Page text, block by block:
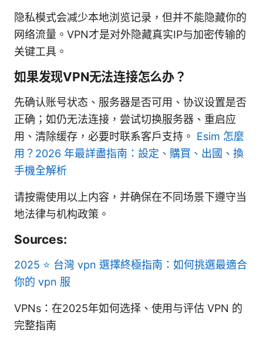
隐私模式会减少本地浏览记录，但并不能隐藏你的
网络流量。VPN才是对外隐藏真实IP与加密传输的
关键工具。
如果发现VPN无法连接怎么办？
先确认账号状态、服务器是否可用、协议设置是否
正确；如仍无法连接，尝试切换服务器、重启应
用、清除缓存，必要时联系客户支持。 Esim 怎麼
用？2026 年最詳盡指南：設定、購買、出國、換
手機全解析
请按需使用以上内容，并确保在不同场景下遵守当
地法律与机构政策。
Sources:
2025 ⭐ 台灣 vpn 選擇終極指南：如何挑選最適合
你的 vpn 服
VPNs：在2025年如何选择、使用与评估 VPN 的
完整指南